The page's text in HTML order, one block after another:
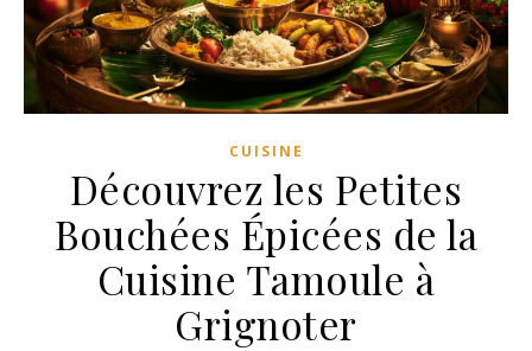
CUISINE
Découvrez les Petites
Bouchées Épicées de la
Cuisine Tamoule à
Grignoter